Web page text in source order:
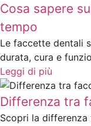
Cosa sapere
tempo
Le faccette dentali
durata, cura e
Leggi di più
Differenza tra
Scopri la